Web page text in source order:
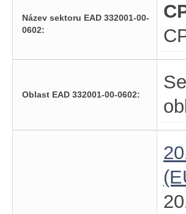
Název sektoru EAD 332001-00-
0602:
Oblast EAD 332001-00-0602: